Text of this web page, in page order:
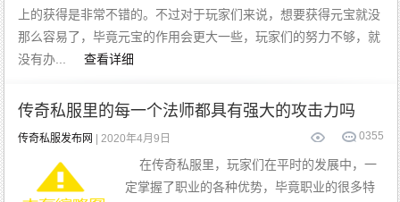
上的获得是非常不错的。不过对于玩家们来说，想要获得元宝就没
那么容易了，毕竟元宝的作用会更大一些，玩家们的努力不够，就
没有办...
查看详细
传奇私服里的每一个法师都具有强大的攻击力吗
355
0
传奇私服发布网 | 2020年4月9日
在传奇私服里，玩家们在平时的发展中，一
定掌握了职业的各种优势，毕竟职业的很多特